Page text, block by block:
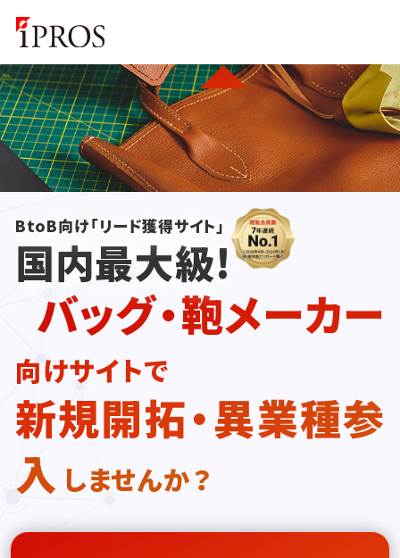
BtoB向け「リード獲得サイト」
国内最大級!
バッグ・鞄メーカー
向けサイトで
新規開拓・異業種参
入 しませんか？